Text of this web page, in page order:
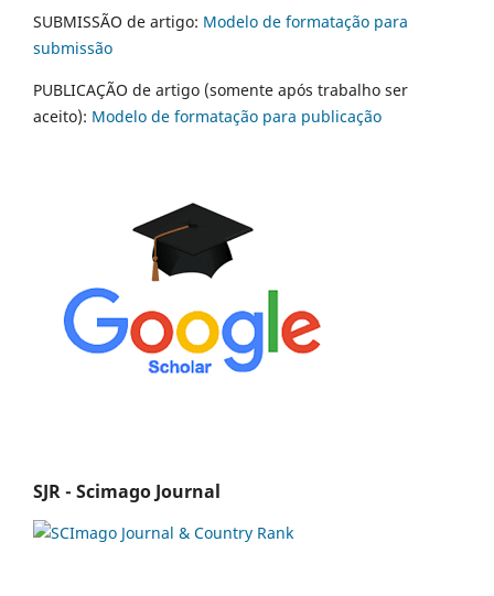
SUBMISSÃO de artigo: Modelo de formatação para
submissão
PUBLICAÇÃO de artigo (somente após trabalho ser
aceito): Modelo de formatação para publicação
SJR - Scimago Journal